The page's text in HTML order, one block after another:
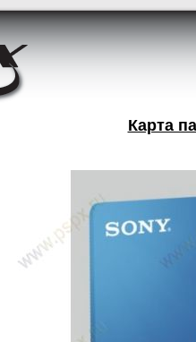
Карта